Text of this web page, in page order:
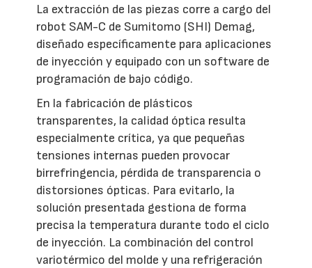
La extracción de las piezas corre a cargo del
robot SAM-C de Sumitomo (SHI) Demag,
diseñado específicamente para aplicaciones
de inyección y equipado con un software de
programación de bajo código.
En la fabricación de plásticos
transparentes, la calidad óptica resulta
especialmente crítica, ya que pequeñas
tensiones internas pueden provocar
birrefringencia, pérdida de transparencia o
distorsiones ópticas. Para evitarlo, la
solución presentada gestiona de forma
precisa la temperatura durante todo el ciclo
de inyección. La combinación del control
variotérmico del molde y una refrigeración